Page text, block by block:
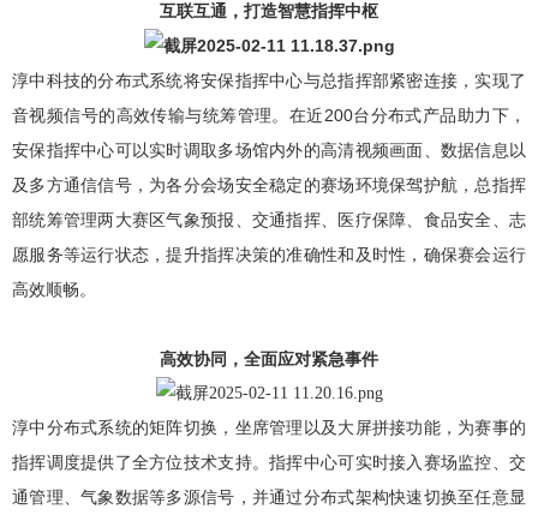
互联互通，打造智慧指挥中枢
淳中科技的分布式系统将安保指挥中心与总指挥部紧密连接，实现了
音视频信号的高效传输与统筹管理。在近200台分布式产品助力下，
安保指挥中心可以实时调取多场馆内外的高清视频画面、数据信息以
及多方通信信号，为各分会场安全稳定的赛场环境保驾护航，总指挥
部统筹管理两大赛区气象预报、交通指挥、医疗保障、食品安全、志
愿服务等运行状态，提升指挥决策的准确性和及时性，确保赛会运行
高效顺畅。
高效协同，全面应对紧急事件
淳中分布式系统的矩阵切换，坐席管理以及大屏拼接功能，为赛事的
指挥调度提供了全方位技术支持。指挥中心可实时接入赛场监控、交
通管理、气象数据等多源信号，并通过分布式架构快速切换至任意显